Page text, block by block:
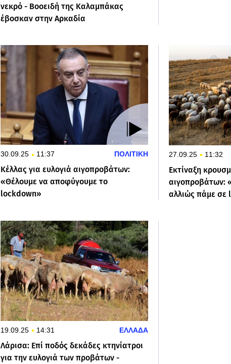
νεκρό - Βοοειδή της Καλαμπάκας
έβοσκαν στην Αρκαδία
30.09.25 11:37 ΠΟΛΙΤΙΚΗ
Κέλλας για ευλογιά αιγοπροβάτων:
«Θέλουμε να αποφύγουμε το
lockdown»
27.09.25 11:32
Εκτίναξη
αιγοπροβάτων:
αλλιώς πάμε σε
19.09.25 14:31 ΕΛΛΑΔΑ
Λάρισα: Επί ποδός δεκάδες κτηνίατροι
για την ευλογιά των προβάτων -